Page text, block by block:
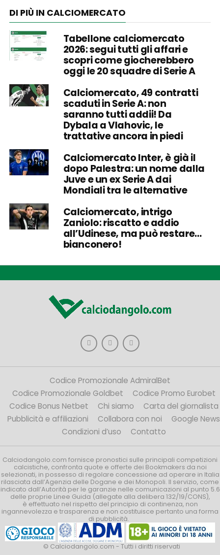
DI PIÙ IN CALCIOMERCATO
Tabellone calciomercato
2026: segui tutti gli affari e
scopri come giocherebbero
oggi le 20 squadre di Serie A
Calciomercato, 49 contratti
scaduti in Serie A: non
saranno tutti addii! Da
Dybala a Vlahovic, le
trattative ancora in piedi
Calciomercato Inter, è già il
dopo Palestra: un nome dalla
Juve e un ex Serie A dai
Mondiali tra le alternative
Calciomercato, intrigo
Zaniolo: riscatto e addio
all’Udinese, ma può restare…
bianconero!
Codice Promozionale AdmiralBet
Codice Promozionale Goldbet
Codice Promo Eurobet
Codice Bonus Netbet
Chi siamo
Carta del giornalista
Pubblicità e affiliazioni
Collabora con noi
Google News
Condizioni d’uso
Contatto
Calciodangolo.com fornisce pronostici sulle principali competizioni
calcistiche, confronta quote e offerte dei Bookmakers da noi
selezionati, in possesso di regolare concessione ad operare in Italia
rilasciata dall’Agenzia delle Dogane e dei Monopoli. Il servizio, come
indicato dall’Autorità per le garanzie nelle comunicazioni al punto 5.6
delle proprie Linee Guida (allegate alla delibera 132/19/CONS),
è effettuato nel rispetto del principio di continenza, non
ingannevolezza e trasparenza e non costituisce pertanto una forma
di pubblicità.
© Calciodangolo.com - Tutti i diritti riservati